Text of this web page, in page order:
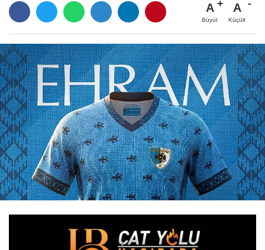
A
Büyüt
A
Küçült